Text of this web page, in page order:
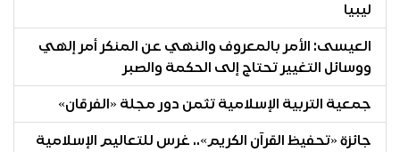
ليبيا
العيسى: الأمر بالمعروف والنهي عن المنكر أمر إلهي
ووسائل التغيير تحتاج إلى الحكمة والصبر
جمعية التربية الإسلامية تثمن دور مجلة «الفرقان»
جائزة «تحفيظ القرآن الكريم».. غرس للتعاليم الإسلامية